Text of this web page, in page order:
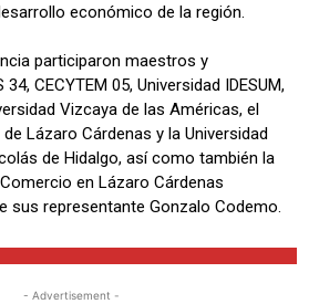
económico de la región.
participaron maestros y
CECYTEM 05, Universidad IDESUM,
Vizcaya de las Américas, el
Lázaro Cárdenas y la Universidad
de Hidalgo, así como también la
en Lázaro Cárdenas
sus representante Gonzalo Codemo.
- Advertisement -